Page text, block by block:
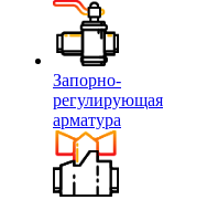
Запорно-
регулирующая
арматура